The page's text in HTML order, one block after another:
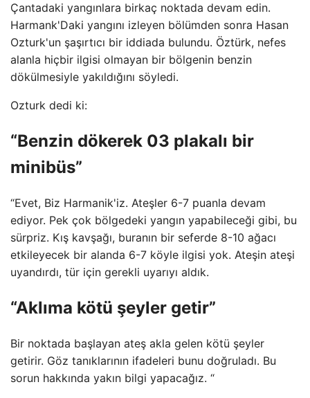
Çantadaki yangınlara birkaç noktada devam edin.
Harmank'Daki yangını izleyen bölümden sonra Hasan
Ozturk'un şaşırtıcı bir iddiada bulundu. Öztürk, nefes
alanla hiçbir ilgisi olmayan bir bölgenin benzin
dökülmesiyle yakıldığını söyledi.
Ozturk dedi ki:
“Benzin dökerek 03 plakalı bir
minibüs”
“Evet, Biz Harmanik'iz. Ateşler 6-7 puanla devam
ediyor. Pek çok bölgedeki yangın yapabileceği gibi, bu
sürpriz. Kış kavşağı, buranın bir seferde 8-10 ağacı
etkileyecek bir alanda 6-7 köyle ilgisi yok. Ateşin ateşi
uyandırdı, tür için gerekli uyarıyı aldık.
“Aklıma kötü şeyler getir”
Bir noktada başlayan ateş akla gelen kötü şeyler
getirir. Göz tanıklarının ifadeleri bunu doğruladı. Bu
sorun hakkında yakın bilgi yapacağız. “